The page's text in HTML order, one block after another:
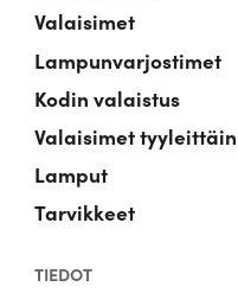
Valaisimet
Lampunvarjostimet
Kodin valaistus
Valaisimet tyyleittäin
Lamput
Tarvikkeet
TIEDOT